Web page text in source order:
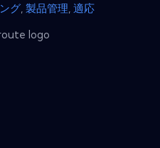
グ 製品管理 適応